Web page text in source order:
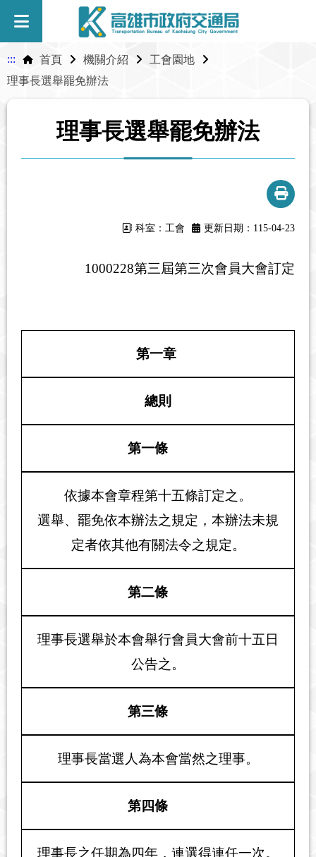
::: 首頁 機關介紹
工會園地
理事長選舉罷免辦法
理事長選舉罷免辦法
更新日期：115-04-23
科室：工會
1000228第三屆第三次會員大會訂定
第一章
總則
第一條
依據本會章程第十五條訂定之。
選舉、罷免依本辦法之規定，本辦法未規
定者依其他有關法令之規定。
第二條
理事長選舉於本會舉行會員大會前十五日
公告之。
第三條
理事長當選人為本會當然之理事。
第四條
理事長之任期為四年，連選得連任一次。